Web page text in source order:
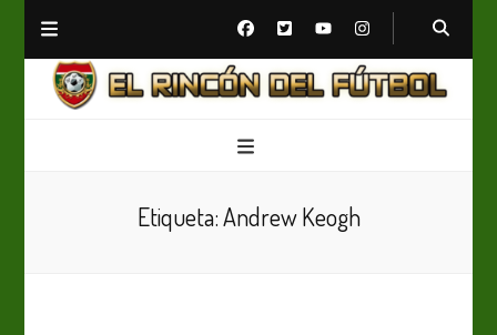
Etiqueta:Andrew Keogh